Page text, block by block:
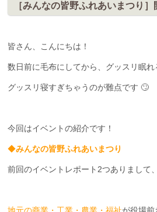
［みんなの皆野ふれあいまつり］
皆さん、こんにちは！
数日前に毛布にしてから、グッスリ眠れ
グッスリ寝すぎちゃうのが難点です 🙄
今回はイベントの紹介です！
◆みんなの皆野ふれあいまつり
前回のイベントレポート2つありまして、